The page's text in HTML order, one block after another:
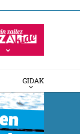
GIDAK